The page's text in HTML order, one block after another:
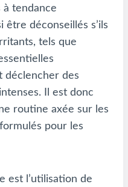
à tendance
être déconseillés s’ils
tels que
déclencher des
Il est donc
routine axée sur les
pour les
est l’utilisation de